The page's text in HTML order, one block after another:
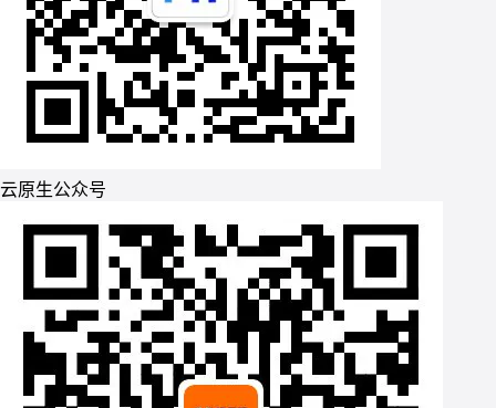
云原生公众号